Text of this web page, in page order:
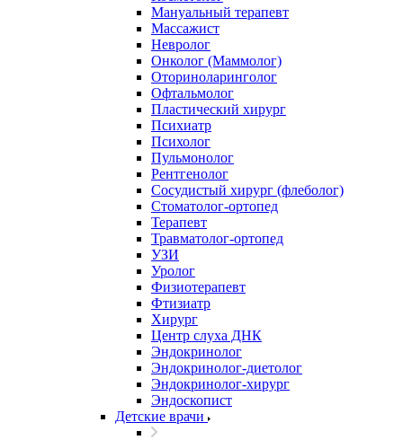
Мануальный терапевт
Массажист
Невролог
Онколог (Маммолог)
Оториноларинголог
Офтальмолог
Пластический хирург
Психиатр
Психолог
Пульмонолог
Рентгенолог
Сосудистый хирург (флеболог)
Стоматолог-ортопед
Терапевт
Травматолог-ортопед
УЗИ
Уролог
Физиотерапевт
Фтизиатр
Хирург
Центр слуха ДНК
Эндокринолог
Эндокринолог-диетолог
Эндокринолог-хирург
Эндоскопист
Детские врачи